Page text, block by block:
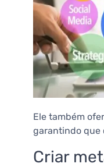
Ele também
garantindo que
Criar